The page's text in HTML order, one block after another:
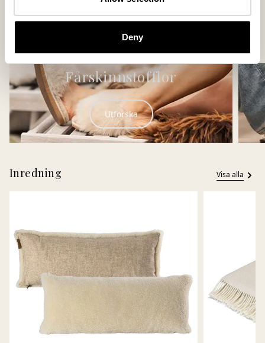
Deny
150 USD
110 USD
Fårskinnstofflor
Utforska
Inredning Visa alla